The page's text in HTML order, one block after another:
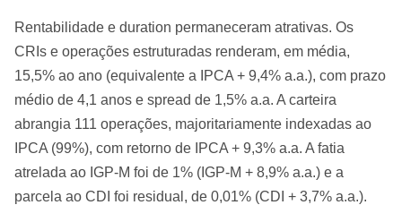
Rentabilidade e duration permaneceram atrativas. Os
CRIs e operações estruturadas renderam, em média,
15,5% ao ano (equivalente a IPCA + 9,4% a.a.), com prazo
médio de 4,1 anos e spread de 1,5% a.a. A carteira
abrangia 111 operações, majoritariamente indexadas ao
IPCA (99%), com retorno de IPCA + 9,3% a.a. A fatia
atrelada ao IGP-M foi de 1% (IGP-M + 8,9% a.a.) e a
parcela ao CDI foi residual, de 0,01% (CDI + 3,7% a.a.).